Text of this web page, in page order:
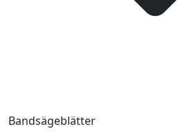
Bandsägeblätter